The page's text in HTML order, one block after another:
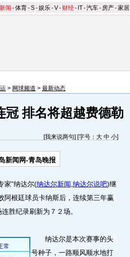
新闻 -体育-S-娱乐-V- 财经- IT-汽车- 房产-家居
> 网球频道 > 最新动态
冠 排名将超越费德勒
[我来说两句] [字号： 大 中 小]
新闻网-青岛晚报
”纳达尔(纳达尔新闻 纳达尔说吧)继
阿根廷球员卡纳斯后，连续第三年赢
胜纪录刷新为７２场。
纳达尔是本次赛事的头
号种子，一路顺风顺水地打